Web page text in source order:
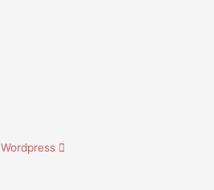
Wordpress